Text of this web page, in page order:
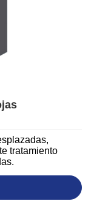
tratamiento